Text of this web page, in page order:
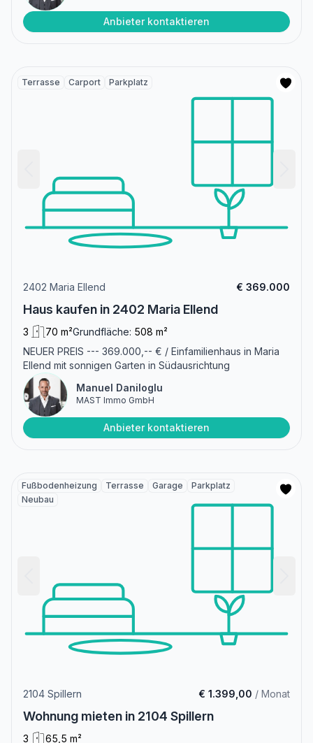
Anbieter kontaktieren
Terrasse Carport Parkplatz
2402 Maria Ellend € 369.000
Haus kaufen in 2402 Maria Ellend
3 70 m²Grundfläche: 508 m²
NEUER PREIS --- 369.000,-- € / Einfamilienhaus in Maria
Ellend mit sonnigen Garten in Südausrichtung
Manuel Daniloglu
MAST Immo GmbH
Anbieter kontaktieren
Fußbodenheizung Terrasse Garage
Parkplatz
Neubau
2104 Spillern € 1.399,00 / Monat
Wohnung mieten in 2104 Spillern
3
65,5 m²